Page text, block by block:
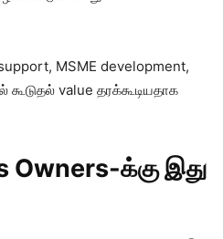
MSME development,
value தரக்கூடியதாக
Owners-க்கு இது